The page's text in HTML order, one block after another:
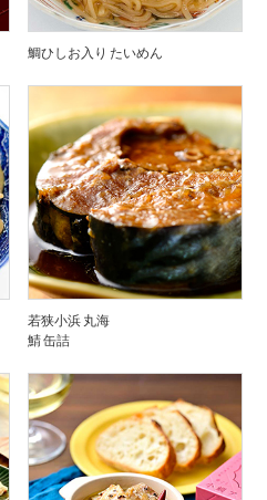
鯛ひしお入り たいめん
若狭小浜 丸海
鯖 缶詰